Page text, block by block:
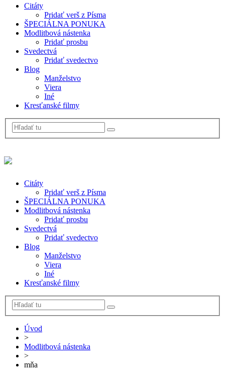
Citáty
Pridať verš z Písma
ŠPECIÁLNA PONUKA
Modlitbová nástenka
Pridať prosbu
Svedectvá
Pridať svedectvo
Blog
Manželstvo
Viera
Iné
Kresťanské filmy
Citáty
Pridať verš z Písma
ŠPECIÁLNA PONUKA
Modlitbová nástenka
Pridať prosbu
Svedectvá
Pridať svedectvo
Blog
Manželstvo
Viera
Iné
Kresťanské filmy
Úvod
>
Modlitbová nástenka
>
mňa